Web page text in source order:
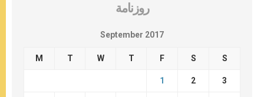
روزنامة
September 2017
M T W T F S S
1 2 3